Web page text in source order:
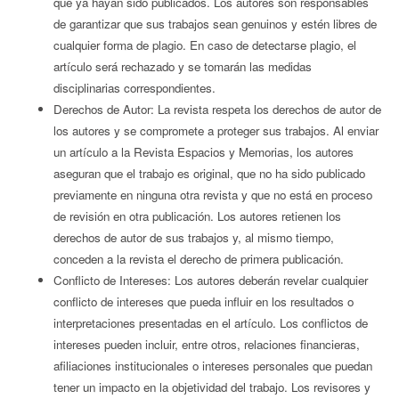
de garantizar que sus trabajos sean genuinos y estén libres de
cualquier forma de plagio. En caso de detectarse plagio, el
artículo será rechazado y se tomarán las medidas
disciplinarias correspondientes.
Derechos de Autor: La revista respeta los derechos de autor de
los autores y se compromete a proteger sus trabajos. Al enviar
un artículo a la Revista Espacios y Memorias, los autores
aseguran que el trabajo es original, que no ha sido publicado
previamente en ninguna otra revista y que no está en proceso
de revisión en otra publicación. Los autores retienen los
derechos de autor de sus trabajos y, al mismo tiempo,
conceden a la revista el derecho de primera publicación.
Conflicto de Intereses: Los autores deberán revelar cualquier
conflicto de intereses que pueda influir en los resultados o
interpretaciones presentadas en el artículo. Los conflictos de
intereses pueden incluir, entre otros, relaciones financieras,
afiliaciones institucionales o intereses personales que puedan
tener un impacto en la objetividad del trabajo. Los revisores y